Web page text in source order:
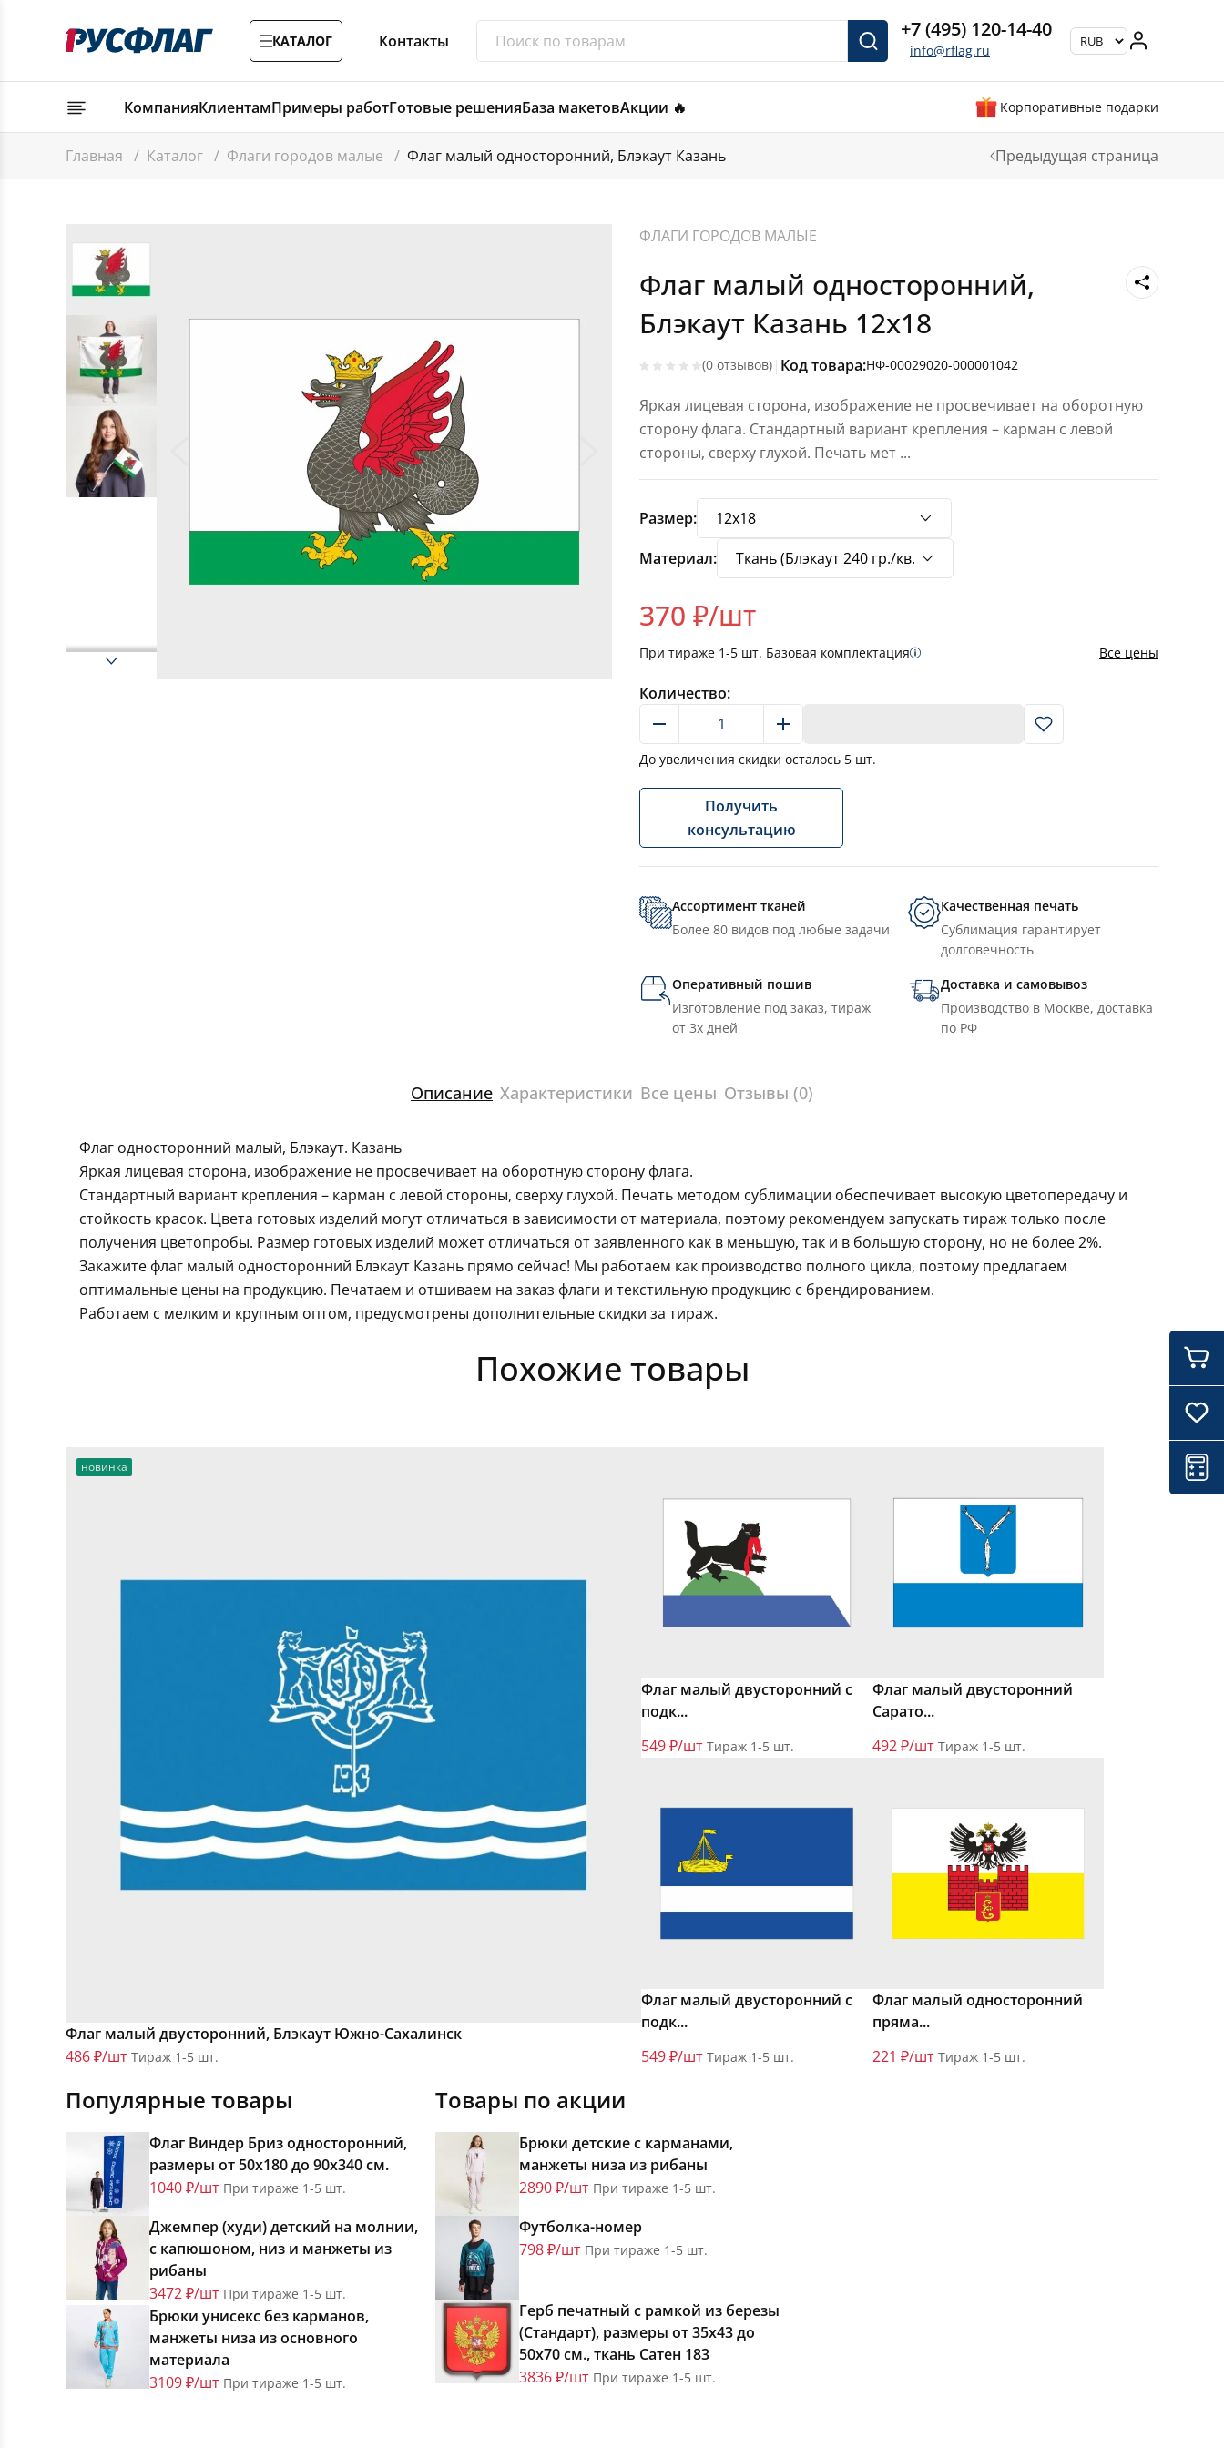
КАТАЛОГ Контакты +7 (495) 120-14-40
info@rflag.ru
КомпанияКлиентамПримеры работГотовые решенияБаза макетовАкции 🔥 Корпоративные подарки
Главная / Каталог / Флаги городов малые / Флаг малый односторонний, Блэкаут Казань Предыдущая страница
ФЛАГИ ГОРОДОВ МАЛЫЕ
Флаг малый односторонний,
Блэкаут Казань 12х18
(0 отзывов) | Код товара:НФ-00029020-000001042
Яркая лицевая сторона, изображение не просвечивает на оборотную
сторону флага. Стандартный вариант крепления – карман с левой
стороны, сверху глухой. Печать мет ...
Размер:
Материал:
370 ₽/шт
При тираже 1-5 шт. Базовая комплектация Все цены
Количество:
До увеличения скидки осталось 5 шт.
Получить
консультацию
Ассортимент тканей
Более 80 видов под любые задачи
Качественная печать
Сублимация гарантирует
долговечность
Оперативный пошив
Изготовление под заказ, тираж
от 3х дней
Доставка и самовывоз
Производство в Москве, доставка
по РФ
Описание Характеристики Все цены Отзывы (0)
Флаг односторонний малый, Блэкаут. Казань
Яркая лицевая сторона, изображение не просвечивает на оборотную сторону флага.
Стандартный вариант крепления – карман с левой стороны, сверху глухой. Печать методом сублимации обеспечивает высокую цветопередачу и
стойкость красок. Цвета готовых изделий могут отличаться в зависимости от материала, поэтому рекомендуем запускать тираж только после
получения цветопробы. Размер готовых изделий может отличаться от заявленного как в меньшую, так и в большую сторону, но не более 2%.
Закажите флаг малый односторонний Блэкаут Казань прямо сейчас! Мы работаем как производство полного цикла, поэтому предлагаем
оптимальные цены на продукцию. Печатаем и отшиваем на заказ флаги и текстильную продукцию с брендированием.
Работаем с мелким и крупным оптом, предусмотрены дополнительные скидки за тираж.
Похожие товары
новинка
Флаг малый двусторонний, Блэкаут Южно-Сахалинск
486 ₽/шт Тираж 1-5 шт.
Флаг малый двусторонний с
подк...
549 ₽/шт Тираж 1-5 шт.
Флаг малый двусторонний
Сарато...
492 ₽/шт Тираж 1-5 шт.
Флаг малый двусторонний с
подк...
549 ₽/шт Тираж 1-5 шт.
Флаг малый односторонний
пряма...
221 ₽/шт Тираж 1-5 шт.
Популярные товары
Флаг Виндер Бриз односторонний,
размеры от 50х180 до 90х340 см.
1040 ₽/шт При тираже 1-5 шт.
Джемпер (худи) детский на молнии,
с капюшоном, низ и манжеты из
рибаны
3472 ₽/шт При тираже 1-5 шт.
Брюки унисекс без карманов,
манжеты низа из основного
материала
3109 ₽/шт При тираже 1-5 шт.
Товары по акции
Брюки детские с карманами,
манжеты низа из рибаны
2890 ₽/шт При тираже 1-5 шт.
Футболка-номер
798 ₽/шт При тираже 1-5 шт.
Герб печатный с рамкой из березы
(Стандарт), размеры от 35х43 до
50х70 см., ткань Сатен 183
3836 ₽/шт При тираже 1-5 шт.